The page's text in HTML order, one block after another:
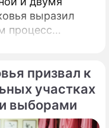
выразил
процесс
региона.
призвал к
участках
выборами